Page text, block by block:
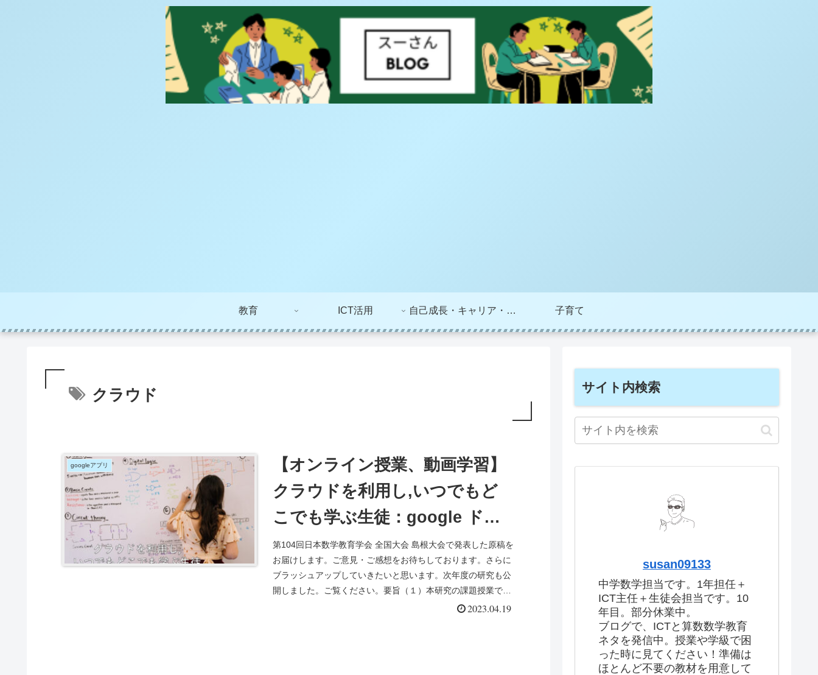
教育 ICT活用 自己成長・キャリア・ライフプラン 子育て
クラウド
googleアプリ
【オンライン授業、動画学習】
クラウドを利用し,いつでもど
こでも学ぶ生徒：google ドラ
イブ , googleドキュメントを使
って（学会 自由研究発表）
第104回日本数学教育学会 全国大会 島根大会で発表した原稿を
お届けします。ご意見・ご感想をお待ちしております。さらに
ブラッシュアップしていきたいと思います。次年度の研究も公
開しました。ご覧ください。要旨（１）本研究の課題授業では
2023.04.19
サイト内検索
susan09133
中学数学担当です。1年担任＋
ICT主任＋生徒会担当です。10
年目。部分休業中。
ブログで、ICTと算数数学教育
ネタを発信中。授業や学級で困
った時に見てください！準備は
ほとんど不要の教材を用意して